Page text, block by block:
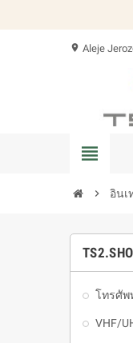
location_on Aleje
view_headline
chevron_right อินเ
โทรศัพ
VHF/